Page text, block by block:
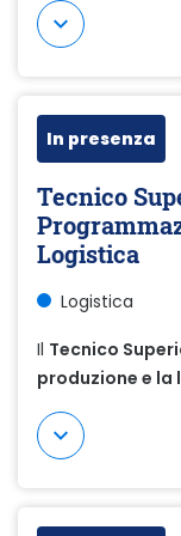
Mostra di più
In presenza
Tecnico
Logistica
Logistica
Il Tecnico
produzione e
Mostra di più